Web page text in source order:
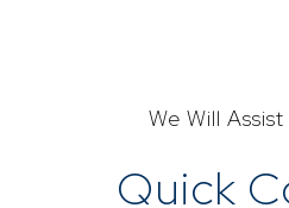
We Will
Quick